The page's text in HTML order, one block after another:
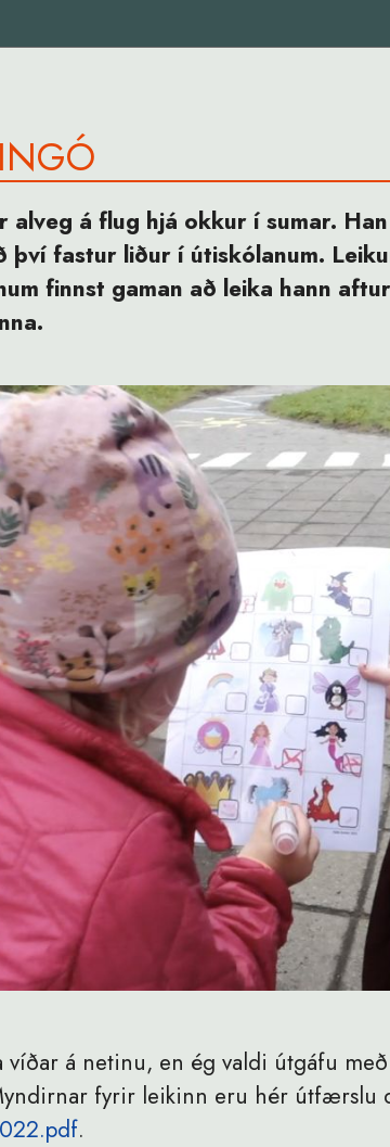
alveg á flug hjá okkur í sumar.
því fastur liður í útiskólanum.
finnst gaman að leika hann
víðar á netinu, en ég valdi útgáfu
fyrir leikinn eru hér útfærslu
.